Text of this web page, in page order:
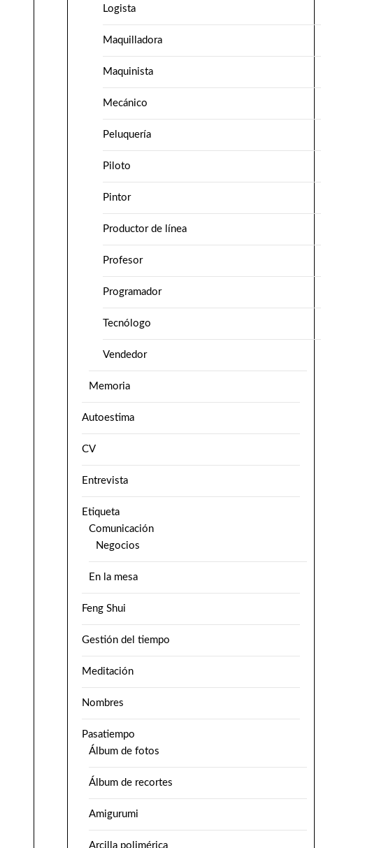
Logista
Maquilladora
Maquinista
Mecánico
Peluquería
Piloto
Pintor
Productor de línea
Profesor
Programador
Tecnólogo
Vendedor
Memoria
Autoestima
CV
Entrevista
Etiqueta
Comunicación
Negocios
En la mesa
Feng Shui
Gestión del tiempo
Meditación
Nombres
Pasatiempo
Álbum de fotos
Álbum de recortes
Amigurumi
Arcilla polimérica